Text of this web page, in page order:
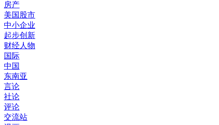
房产
美国股市
中小企业
起步创新
财经人物
国际
中国
东南亚
言论
社论
评论
交流站